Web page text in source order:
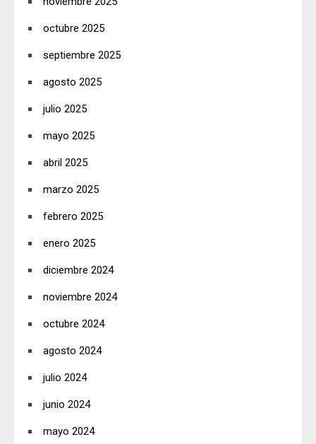
octubre 2025
septiembre 2025
agosto 2025
julio 2025
mayo 2025
abril 2025
marzo 2025
febrero 2025
enero 2025
diciembre 2024
noviembre 2024
octubre 2024
agosto 2024
julio 2024
junio 2024
mayo 2024